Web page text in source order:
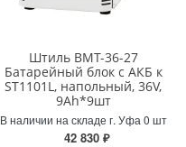
Штиль BMT-36-27
Батарейный блок с АКБ к
ST1101L, напольный, 36V,
9Ah*9шт
В наличии на складе г. Уфа 0 шт
42 830 ₽